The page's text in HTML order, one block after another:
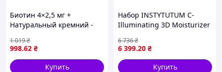
Биотин 4×2,5 мг +
Натуральный кремний -
400 таблеток
998.62 ₴
1 019₴
Купить
Набор INSTYTUTUM C-
Illuminating 3D Moisturizer
Illuminating 3D Moisturizer
6 399.20 ₴
6 736₴
Купить